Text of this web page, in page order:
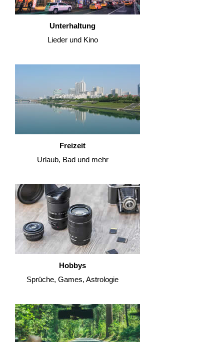
Unterhaltung
Lieder und Kino
Freizeit
Urlaub, Bad und mehr
Hobbys
Sprüche, Games, Astrologie